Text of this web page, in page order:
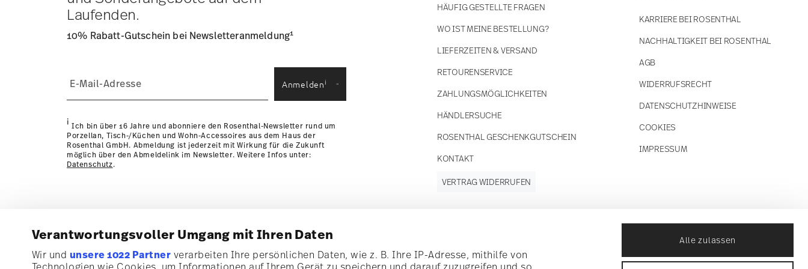
Verantwortungsvoller Umgang mit Ihren Daten
Wir und unsere 1022 Partner verarbeiten Ihre persönlichen Daten, wie z. B. Ihre IP-Adresse, mithilfe von
Technologien wie Cookies, um Informationen auf Ihrem Gerät zu speichern und darauf zuzugreifen und so
Alle zulassen
Laufenden.
10% Rabatt-Gutschein bei Newsletteranmeldung1
Anmeldeni
i Ich bin über 16 Jahre und abonniere den Rosenthal-Newsletter rund um
Porzellan, Tisch-/Küchen und Wohn-Accessoires aus dem Haus der
Rosenthal GmbH. Abmeldung ist jederzeit mit Wirkung für die Zukunft
möglich über den Abmeldelink im Newsletter. Weitere Infos unter:
Datenschutz.
HÄUFIG GESTELLTE FRAGEN
WO IST MEINE BESTELLUNG?
LIEFERZEITEN & VERSAND
RETOURENSERVICE
ZAHLUNGSMÖGLICHKEITEN
HÄNDLERSUCHE
ROSENTHAL GESCHENKGUTSCHEIN
KONTAKT
KARRIERE BEI ROSENTHAL
NACHHALTIGKEIT BEI ROSENTHAL
AGB
WIDERRUFSRECHT
DATENSCHUTZHINWEISE
COOKIES
IMPRESSUM
VERTRAG WIDERRUFEN
Folgen Sie uns
Abonnieren Sie unseren Newsletter und erhalten Sie einen Rabatt im Wert
von 10%!